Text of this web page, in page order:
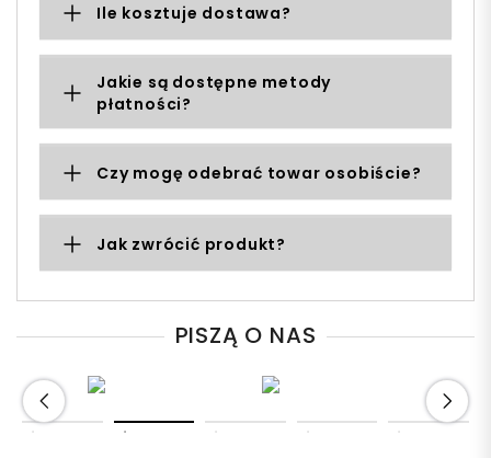
Ile kosztuje dostawa?
Jakie są dostępne metody
płatności?
Czy mogę odebrać towar osobiście?
Jak zwrócić produkt?
PISZĄ O NAS